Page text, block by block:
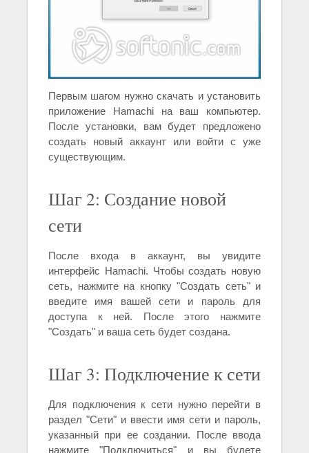
Первым шагом нужно скачать и установить
приложение Hamachi на ваш компьютер.
После установки, вам будет предложено
создать новый аккаунт или войти с уже
существующим.
Шаг 2: Создание новой
сети
После входа в аккаунт, вы увидите
интерфейс Hamachi. Чтобы создать новую
сеть, нажмите на кнопку "Создать сеть" и
введите имя вашей сети и пароль для
доступа к ней. После этого нажмите
"Создать" и ваша сеть будет создана.
Шаг 3: Подключение к сети
Для подключения к сети нужно перейти в
раздел "Сети" и ввести имя сети и пароль,
указанный при ее создании. После ввода
нажмите "Подключиться" и вы будете